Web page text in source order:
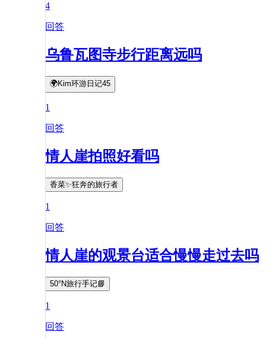
4
回答
乌鲁瓦图寺步行距离远吗
🌍Kim环游日记45
1
回答
情人崖拍照好看吗
香菜✨狂奔的旅行者
1
回答
情人崖的观景台适合慢慢走过去吗
50°N旅行手记📘
1
回答